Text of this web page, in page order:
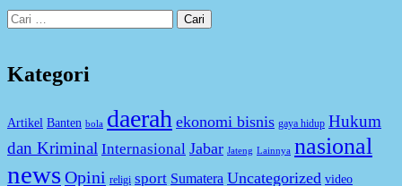
Cari
untuk:
Kategori
Artikel Banten bola daerah ekonomi bisnis gaya hidup Hukum
dan Kriminal Internasional Jabar Jateng Lainnya nasional
newsOpini religi sport Sumatera Uncategorized video